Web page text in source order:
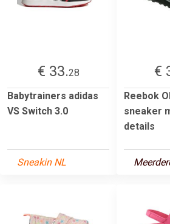
€ 33.28
Babytrainers adidas
VS Switch 3.0
Sneakin NL
€
Reebok
sneaker
details